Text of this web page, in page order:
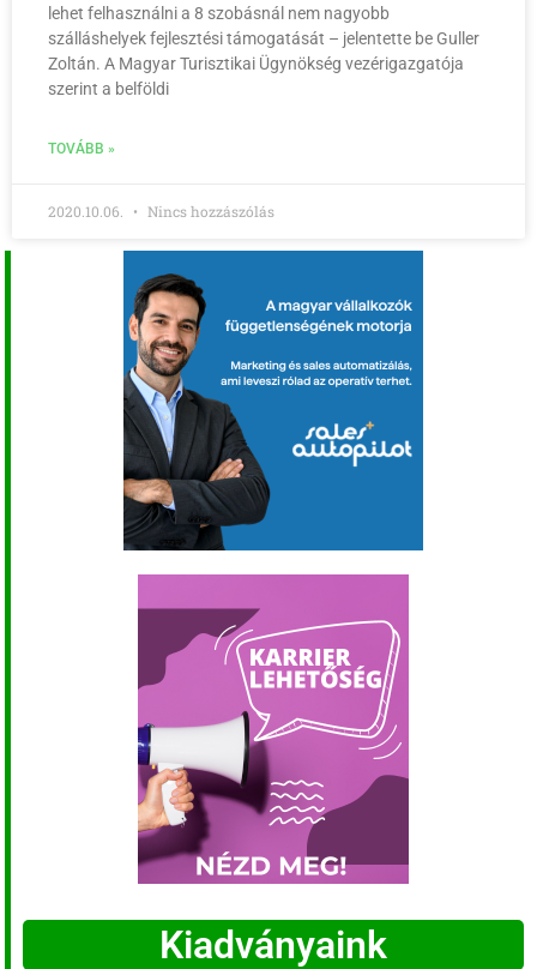
lehet felhasználni a 8 szobásnál nem nagyobb
szálláshelyek fejlesztési támogatását – jelentette be Guller
Zoltán. A Magyar Turisztikai Ügynökség vezérigazgatója
szerint a belföldi
TOVÁBB »
2020.10.06. Nincs hozzászólás
Kiadványaink